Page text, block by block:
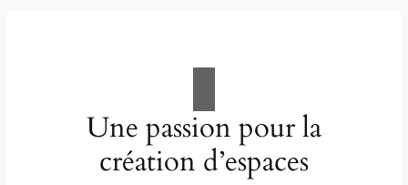
Une passion pour la
création d’espaces